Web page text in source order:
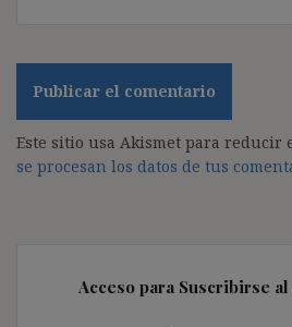
Este sitio usa Akismet para reducir
se procesan los datos de tus
Acceso para Suscribirse al